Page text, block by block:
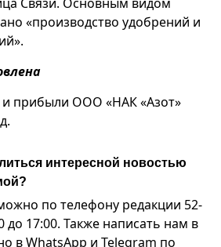
«производство удобрений и
прибыли ООО «НАК «Азот»
интересной новостью
по телефону редакции 52-
до 17:00. Также написать нам в
в WhatsApp и Telegram по